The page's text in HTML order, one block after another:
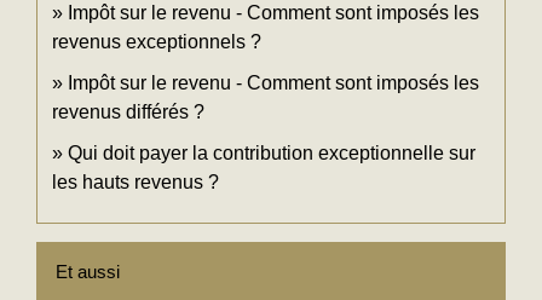
Impôt sur le revenu - Comment sont imposés les
revenus exceptionnels ?
Impôt sur le revenu - Comment sont imposés les
revenus différés ?
Qui doit payer la contribution exceptionnelle sur
les hauts revenus ?
Et aussi